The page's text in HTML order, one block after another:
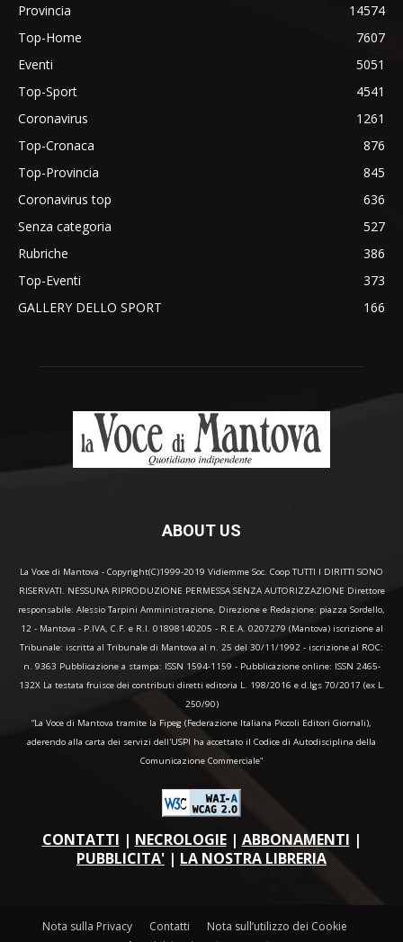
Provincia
14574
Top-Home
7607
Eventi
5051
Top-Sport
4541
Coronavirus
1261
Top-Cronaca
876
Top-Provincia
845
Coronavirus top
636
Senza categoria
527
Rubriche
386
Top-Eventi
373
GALLERY DELLO SPORT
166
ABOUT US
La Voce di Mantova - Copyright(C)1999-2019 Vidiemme Soc. Coop TUTTI I DIRITTI SONO
RISERVATI. NESSUNA RIPRODUZIONE PERMESSA SENZA AUTORIZZAZIONE Direttore
responsabile: Alessio Tarpini Amministrazione, Direzione e Redazione: piazza Sordello,
12 - Mantova - P.IVA, C.F. e R.I. 01898140205 - R.E.A. 0207279 (Mantova) iscrizione al
Tribunale: iscritta al Tribunale di Mantova al n. 25 del 30/11/1992 - iscrizione al ROC:
n. 9363 Pubblicazione a stampa: ISSN 1594-1159 - Pubblicazione online: ISSN 2465-
132X La testata fruisce dei contributi diretti editoria L. 198/2016 e d.lgs 70/2017 (ex L.
250/90)
“La Voce di Mantova tramite la Fipeg (Federazione Italiana Piccoli Editori Giornali),
aderendo alla carta dei servizi dell'USPI ha accettato il Codice di Autodisciplina della
Comunicazione Commerciale"
CONTATTI | NECROLOGIE| ABBONAMENTI |
PUBBLICITA' | LA NOSTRA LIBRERIA
Nota sulla Privacy Contatti
Nota sull’utilizzo dei Cookie